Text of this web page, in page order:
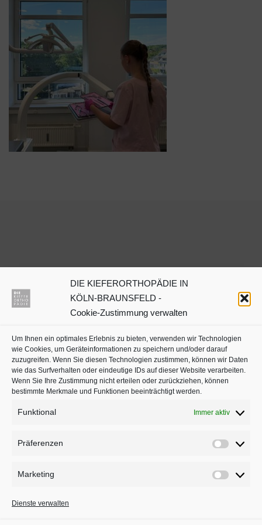
DIE KIEFERORTHOPÄDIE IN
KÖLN-BRAUNSFELD -
Cookie-Zustimmung verwalten
Um Ihnen ein optimales Erlebnis zu bieten, verwenden wir Technologien
wie Cookies, um Geräteinformationen zu speichern und/oder darauf
zuzugreifen. Wenn Sie diesen Technologien zustimmen, können wir Daten
wie das Surfverhalten oder eindeutige IDs auf dieser Website verarbeiten.
Wenn Sie Ihre Zustimmung nicht erteilen oder zurückziehen, können
bestimmte Merkmale und Funktionen beeinträchtigt werden.
Funktional Immer aktiv
Präferenzen
Marketing
Marketing
Dienste verwalten
Dr. Julia Neuschulz
Kieferorthopäden oder
in Köln aufjameda